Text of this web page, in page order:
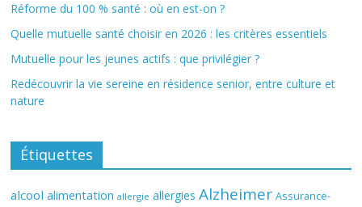
Réforme du 100 % santé : où en est-on ?
Quelle mutuelle santé choisir en 2026 : les critères essentiels
Mutuelle pour les jeunes actifs : que privilégier ?
Redécouvrir la vie sereine en résidence senior, entre culture et
nature
Étiquettes
alcool alimentation allergie allergies Alzheimer Assurance-